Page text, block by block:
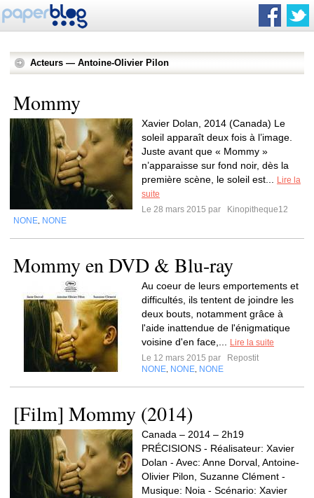
Acteurs — Antoine-Olivier Pilon
Mommy
Xavier Dolan, 2014 (Canada) Le
soleil apparaît deux fois à l’image.
Juste avant que « Mommy »
n’apparaisse sur fond noir, dès la
première scène, le soleil est...
Lire la
suite
Le 28 mars 2015 par
Kinopitheque12
NONE NONE
Mommy en DVD & Blu-ray
Au coeur de leurs emportements et
difficultés, ils tentent de joindre les
deux bouts, notamment grâce à
l'aide inattendue de l'énigmatique
voisine d'en face,...
Lire la suite
Le 12 mars 2015 par
Repostit
NONE NONE NONE
[Film] Mommy (2014)
Canada – 2014 – 2h19
PRÉCISIONS - Réalisateur: Xavier
Dolan - Avec: Anne Dorval, Antoine-
Olivier Pilon, Suzanne Clément -
Musique: Noia - Scénario: Xavier